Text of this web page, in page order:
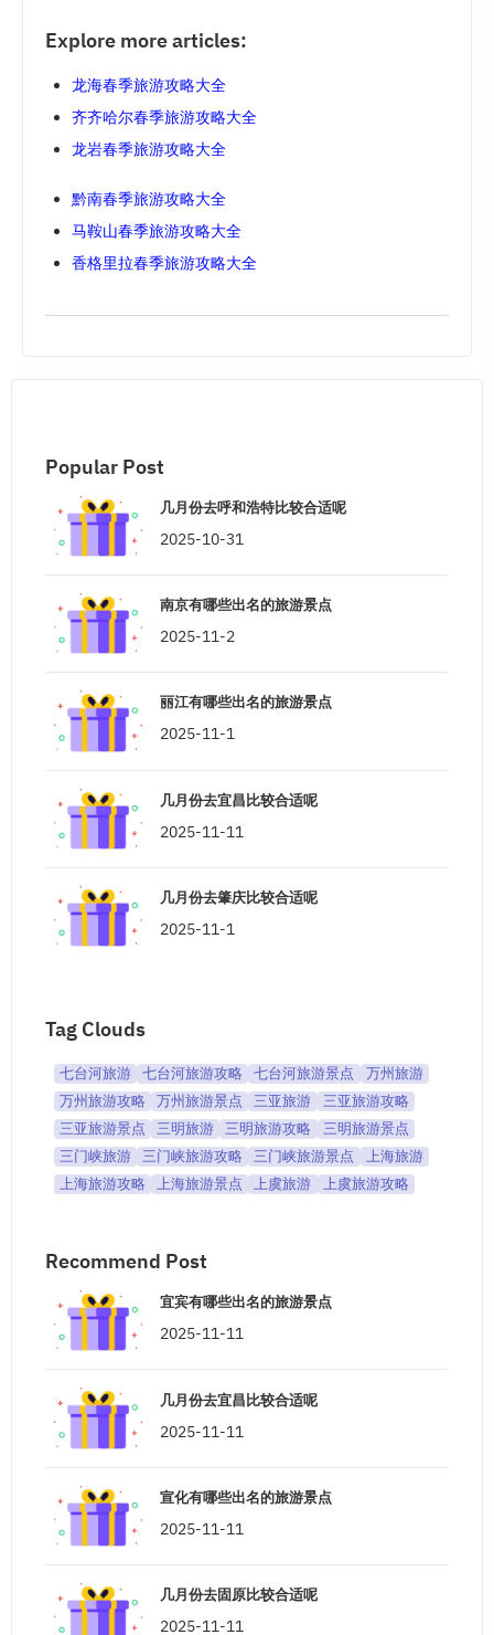
Explore more articles:
龙海春季旅游攻略大全
齐齐哈尔春季旅游攻略大全
龙岩春季旅游攻略大全
黔南春季旅游攻略大全
马鞍山春季旅游攻略大全
香格里拉春季旅游攻略大全
Popular Post
几月份去呼和浩特比较合适呢
2025-10-31
南京有哪些出名的旅游景点
2025-11-2
丽江有哪些出名的旅游景点
2025-11-1
几月份去宜昌比较合适呢
2025-11-11
几月份去肇庆比较合适呢
2025-11-1
Tag Clouds
七台河旅游 七台河旅游攻略 七台河旅游景点
万州旅游
万州旅游攻略
万州旅游景点 三亚旅游
三亚旅游攻略
三亚旅游景点
三明旅游 三明旅游攻略
三明旅游景点
三门峡旅游
三门峡旅游攻略 三门峡旅游景点
上海旅游
上海旅游攻略
上海旅游景点 上虞旅游 上虞旅游攻略
Recommend Post
宜宾有哪些出名的旅游景点
2025-11-11
几月份去宜昌比较合适呢
2025-11-11
宣化有哪些出名的旅游景点
2025-11-11
几月份去固原比较合适呢
2025-11-11